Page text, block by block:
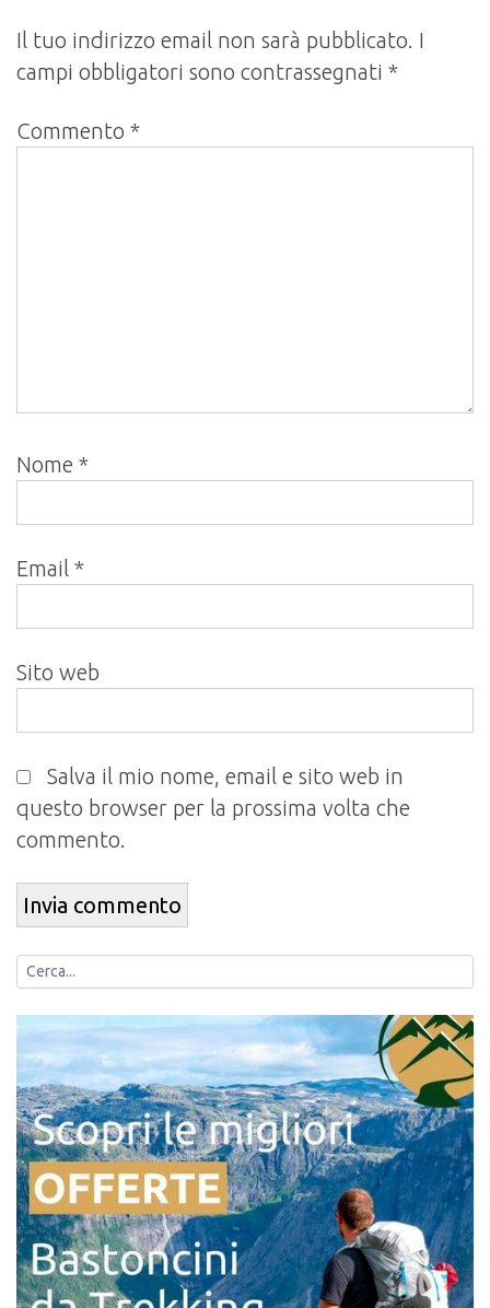
Il tuo indirizzo email non sarà pubblicato. I
campi obbligatori sono contrassegnati *
Commento *
Nome *
Email *
Sito web
Salva il mio nome, email e sito web in
questo browser per la prossima volta che
commento.